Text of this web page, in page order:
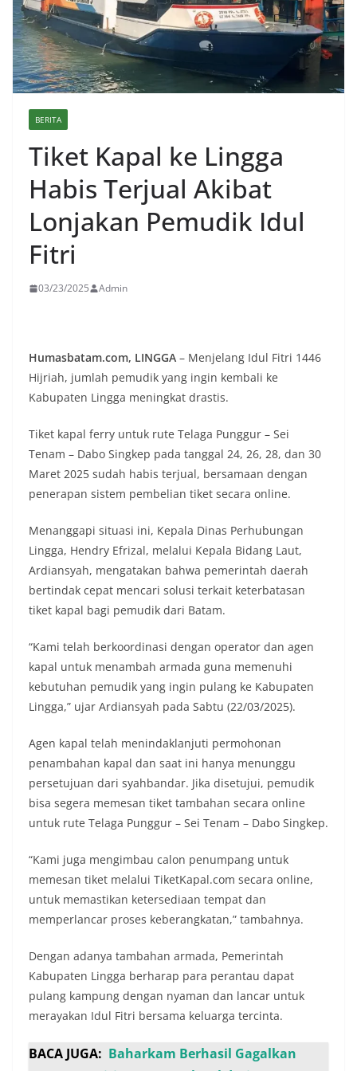
BERITA
Tiket Kapal ke Lingga
Habis Terjual Akibat
Lonjakan Pemudik Idul
Fitri
03/23/2025 Admin
Humasbatam.com, LINGGA – Menjelang Idul Fitri 1446
Hijriah, jumlah pemudik yang ingin kembali ke
Kabupaten Lingga meningkat drastis.
Tiket kapal ferry untuk rute Telaga Punggur – Sei
Tenam – Dabo Singkep pada tanggal 24, 26, 28, dan 30
Maret 2025 sudah habis terjual, bersamaan dengan
penerapan sistem pembelian tiket secara online.
Menanggapi situasi ini, Kepala Dinas Perhubungan
Lingga, Hendry Efrizal, melalui Kepala Bidang Laut,
Ardiansyah, mengatakan bahwa pemerintah daerah
bertindak cepat mencari solusi terkait keterbatasan
tiket kapal bagi pemudik dari Batam.
“Kami telah berkoordinasi dengan operator dan agen
kapal untuk menambah armada guna memenuhi
kebutuhan pemudik yang ingin pulang ke Kabupaten
Lingga,” ujar Ardiansyah pada Sabtu (22/03/2025).
Agen kapal telah menindaklanjuti permohonan
penambahan kapal dan saat ini hanya menunggu
persetujuan dari syahbandar. Jika disetujui, pemudik
bisa segera memesan tiket tambahan secara online
untuk rute Telaga Punggur – Sei Tenam – Dabo Singkep.
“Kami juga mengimbau calon penumpang untuk
memesan tiket melalui TiketKapal.com secara online,
untuk memastikan ketersediaan tempat dan
memperlancar proses keberangkatan,” tambahnya.
Dengan adanya tambahan armada, Pemerintah
Kabupaten Lingga berharap para perantau dapat
pulang kampung dengan nyaman dan lancar untuk
merayakan Idul Fitri bersama keluarga tercinta.
BACA JUGA: Baharkam Berhasil Gagalkan